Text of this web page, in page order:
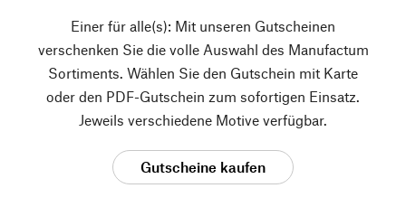
Einer für alle(s): Mit unseren Gutscheinen
verschenken Sie die volle Auswahl des Manufactum
Sortiments. Wählen Sie den Gutschein mit Karte
oder den PDF-Gutschein zum sofortigen Einsatz.
Jeweils verschiedene Motive verfügbar.
Gutscheine kaufen